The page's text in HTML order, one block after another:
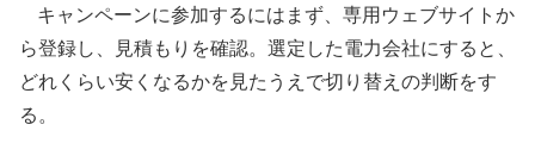
キャンペーンに参加するにはまず、専用ウェブサイトか
ら登録し、見積もりを確認。選定した電力会社にすると、
どれくらい安くなるかを見たうえで切り替えの判断をす
る。